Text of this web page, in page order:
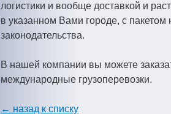
логистики и вообще доставкой и
в указанном Вами городе, с
законодательства.
В нашей компании вы можете
международные грузоперевозки.
← назад к списку